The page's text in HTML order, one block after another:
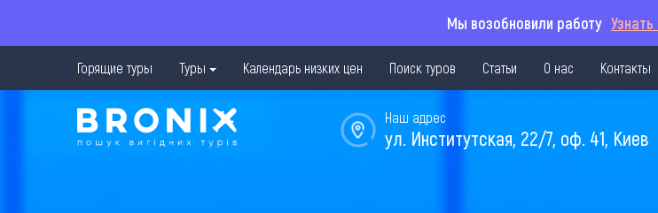
Мы возобновили работу
Горящие туры Туры Календарь низких цен Поиск туров Статьи О нас Контакты
Наш адрес
ул. Институтская, 22/7, оф. 41, Киев